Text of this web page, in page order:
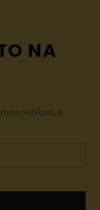
NA
notícias e